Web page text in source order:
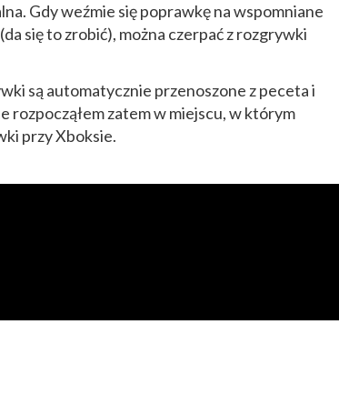
Gdy weźmie się poprawkę na wspomniane
się to zrobić), można czerpać z rozgrywki
są automatycznie przenoszone z peceta i
rozpocząłem zatem w miejscu, w którym
przy Xboksie.